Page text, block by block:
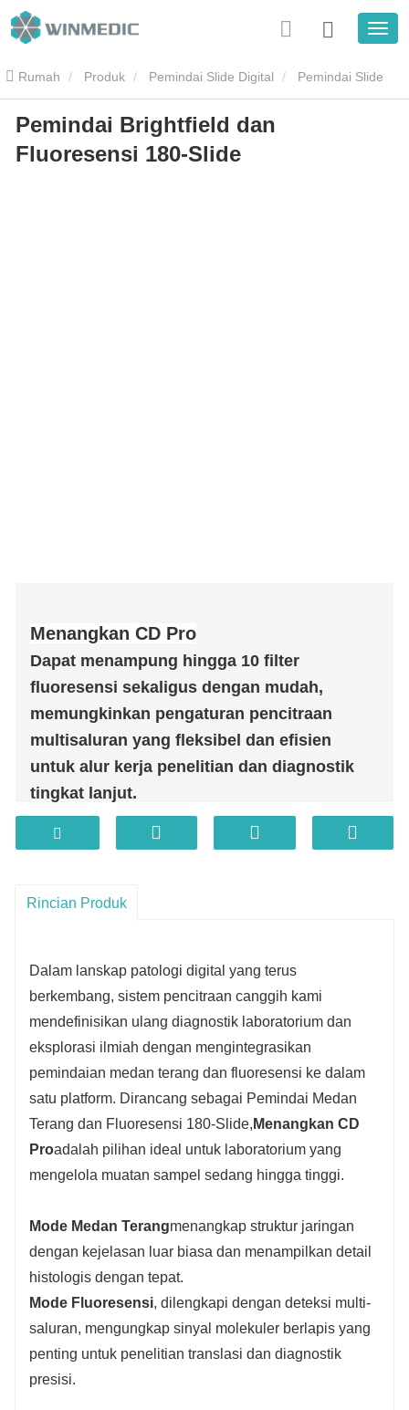
Rumah Produk Pemindai Slide Digital Pemindai Slide
Fluoresensi Pemindai Brightfield dan Fluoresensi 180-Slide
Pemindai Brightfield dan
Fluoresensi 180-Slide
Menangkan CD Pro
Dapat menampung hingga 10 filter
fluoresensi sekaligus dengan mudah,
memungkinkan pengaturan pencitraan
multisaluran yang fleksibel dan efisien
untuk alur kerja penelitian dan diagnostik
tingkat lanjut.
· Mendukung 10 filter simultan untuk fluoresensi
· Deteksi Sampel Otomatis & Akurat Bertenaga
· Satu-Klik untuk Memulai, Pemindaian
Saat yang Sama
· Beberapa Mode Pemindaian: Lapisan
Tunggal, Z-Stack, Penggabungan Multilapis
Rincian Produk
Dalam lanskap patologi digital yang terus
berkembang, sistem pencitraan canggih kami
mendefinisikan ulang diagnostik laboratorium dan
eksplorasi ilmiah dengan mengintegrasikan
pemindaian medan terang dan fluoresensi ke dalam
satu platform. Dirancang sebagai Pemindai Medan
Terang dan Fluoresensi 180-Slide, Menangkan CD
Proadalah pilihan ideal untuk laboratorium yang
mengelola muatan sampel sedang hingga tinggi.
Mode Medan Terangmenangkap struktur jaringan
dengan kejelasan luar biasa dan menampilkan detail
histologis dengan tepat.
Mode Fluoresensi, dilengkapi dengan deteksi multi-
saluran, mengungkap sinyal molekuler berlapis yang
penting untuk penelitian translasi dan diagnostik
presisi.